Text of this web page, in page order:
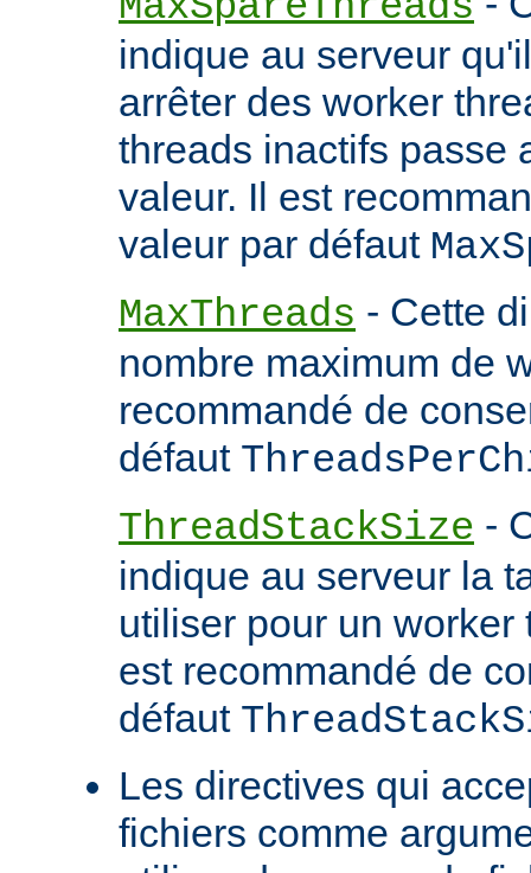
indique au serveur
arrêter des worker
threads inactifs passe
valeur. Il est
valeur par défaut
MaxThreads - Cette
nombre maximum de
recommandé de
défaut
ThreadStackSize -
indique au serveur la
utiliser pour un
est recommandé de
défaut
Les directives qui
fichiers comme